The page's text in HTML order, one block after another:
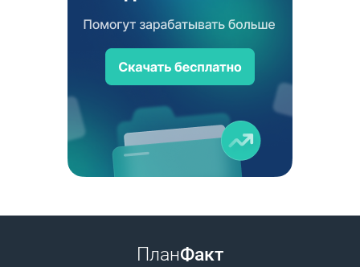
ПланФакт